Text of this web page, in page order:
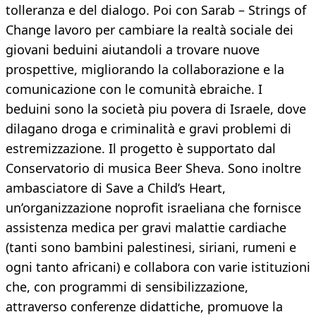
tolleranza e del dialogo. Poi con Sarab – Strings of
Change lavoro per cambiare la realtà sociale dei
giovani beduini aiutandoli a trovare nuove
prospettive, migliorando la collaborazione e la
comunicazione con le comunità ebraiche. I
beduini sono la società piu povera di Israele, dove
dilagano droga e criminalità e gravi problemi di
estremizzazione. Il progetto è supportato dal
Conservatorio di musica Beer Sheva. Sono inoltre
ambasciatore di Save a Child’s Heart,
un’organizzazione noprofit israeliana che fornisce
assistenza medica per gravi malattie cardiache
(tanti sono bambini palestinesi, siriani, rumeni e
ogni tanto africani) e collabora con varie istituzioni
che, con programmi di sensibilizzazione,
attraverso conferenze didattiche, promuove la